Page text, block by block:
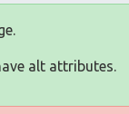
alt attributes.